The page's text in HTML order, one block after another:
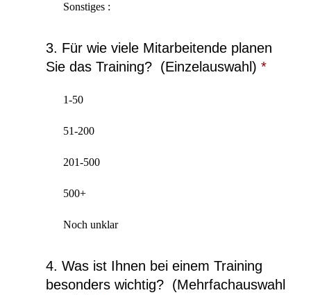
Sonstiges :
3. Für wie viele Mitarbeitende planen
Sie das Training? (Einzelauswahl) *
1-50
51-200
201-500
500+
Noch unklar
4. Was ist Ihnen bei einem Training
besonders wichtig? (Mehrfachauswahl